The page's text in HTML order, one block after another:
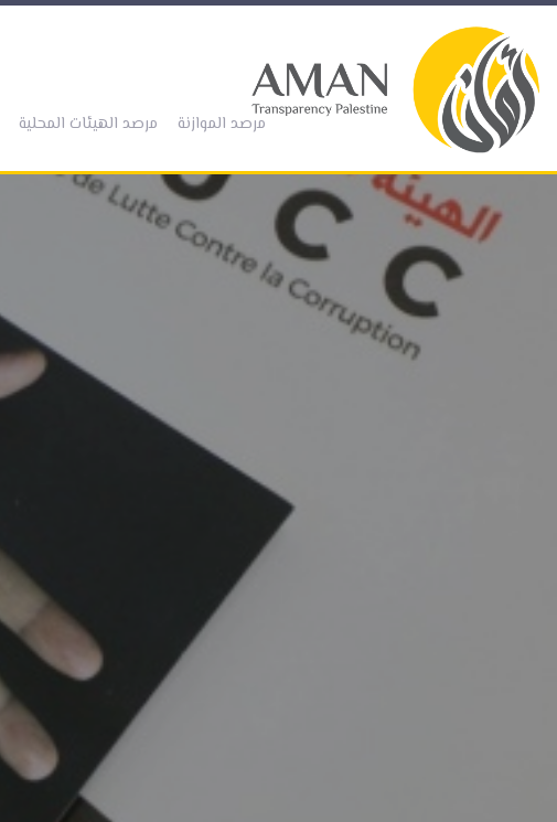
مرصد الموازنة مرصد الهيئات المحلية
(current)